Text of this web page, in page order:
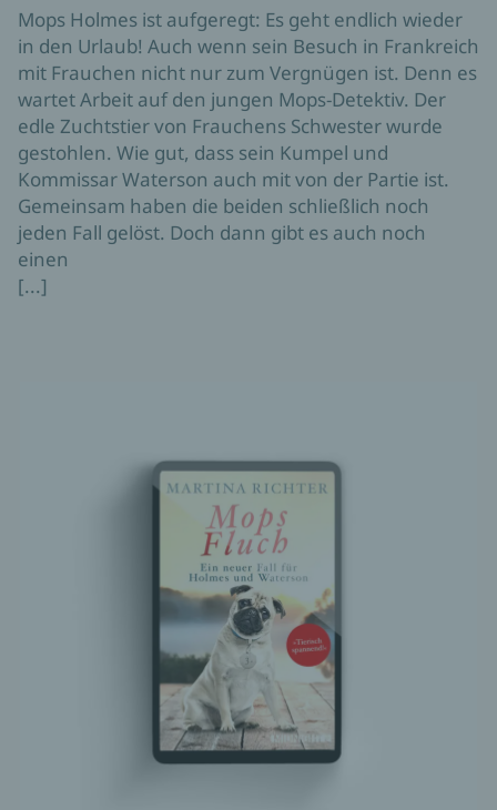
Mops Holmes ist aufgeregt: Es geht endlich wieder
in den Urlaub! Auch wenn sein Besuch in Frankreich
mit Frauchen nicht nur zum Vergnügen ist. Denn es
wartet Arbeit auf den jungen Mops-Detektiv. Der
edle Zuchtstier von Frauchens Schwester wurde
gestohlen. Wie gut, dass sein Kumpel und
Kommissar Waterson auch mit von der Partie ist.
Gemeinsam haben die beiden schließlich noch
jeden Fall gelöst. Doch dann gibt es auch noch
einen
[...]